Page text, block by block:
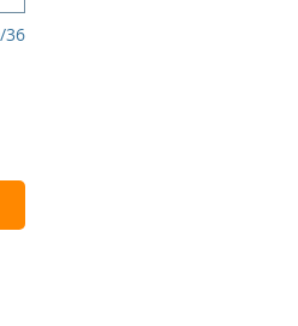
36